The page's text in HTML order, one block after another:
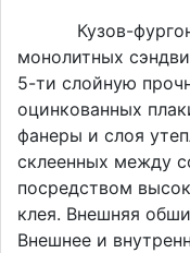
Кузов-фургон
монолитных
5-ти слойную
оцинкованных
фанеры и слоя
склеенных между
посредством
клея. Внешняя
Внешнее и